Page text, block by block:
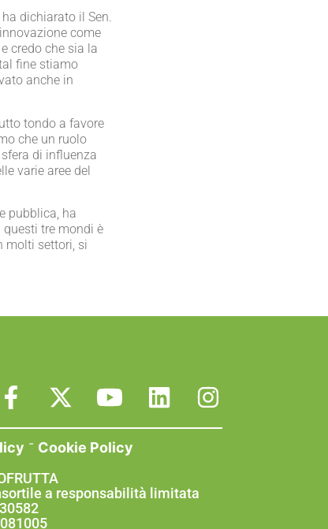
dichiarato il Sen.
come
credo che sia la
fine stiamo
anche in
tondo a favore
che un ruolo
di influenza
varie aree del
pubblica, ha
questi tre mondi è
molti settori, si
- Cookie Policy
a responsabilità limitata